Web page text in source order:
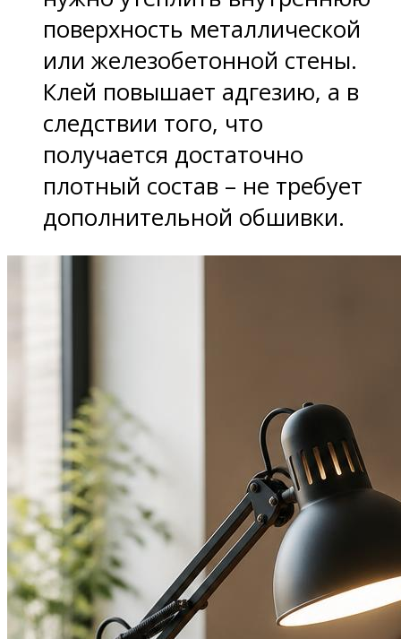
поверхность металлической
или железобетонной стены.
Клей повышает адгезию, а в
следствии того, что
получается достаточно
плотный состав – не требует
дополнительной обшивки.